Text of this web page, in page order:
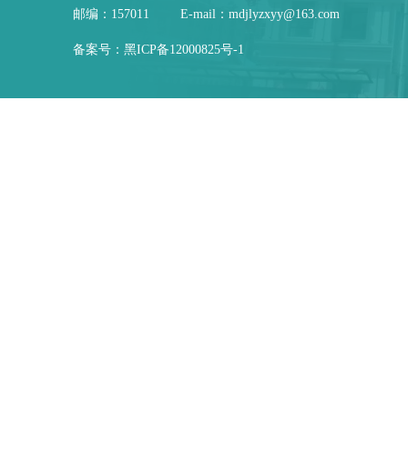
邮编：157011 E-mail：mdjlyzxyy@163.com
备案号： 黑ICP备12000825号-1